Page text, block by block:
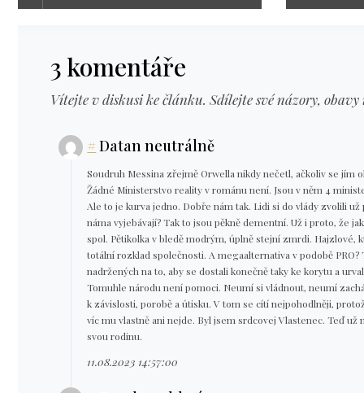
3 komentáře
Vítejte v diskusi ke článku. Sdílejte své názory,
#Datan neutrálně
Soudruh Messina zřejmě Orwella nikdy nečetl, ačkoliv se jím
Žádné Ministerstvo reality v románu není. Jsou v něm 4
Ale to je kurva jedno. Dobře nám tak. Lidi si do vlády zvolili
náma vyjebávají? Tak to jsou pěkně dementní. Už i proto, že
spol. Pětikolka v bledě modrým, úplně stejní zmrdi. Hajzlové,
totální rozklad společnosti. A megaalternativa v podobě PRO?
nadržených na to, aby se dostali konečně taky ke korytu a
Tomuhle národu není pomoci. Neumí si vládnout, neumí
k závislosti, porobě a útisku. V tom se cítí nejpohodlněji,
víc mu vlastně ani nejde. Byl jsem srdcovej Vlastenec. Teď už
svou rodinu.
11.08.2023 14:57:00